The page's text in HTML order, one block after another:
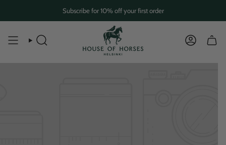
content
Subscribe for 10% off your first order
SEARCH